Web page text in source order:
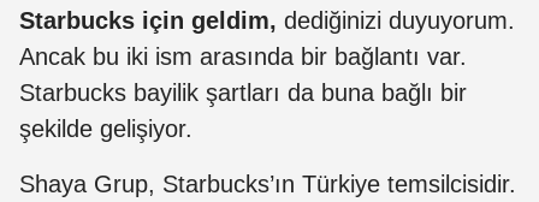
Starbucks için geldim, dediğinizi duyuyorum.
Ancak bu iki ism arasında bir bağlantı var.
Starbucks bayilik şartları da buna bağlı bir
şekilde gelişiyor.
Shaya Grup, Starbucks’ın Türkiye temsilcisidir.